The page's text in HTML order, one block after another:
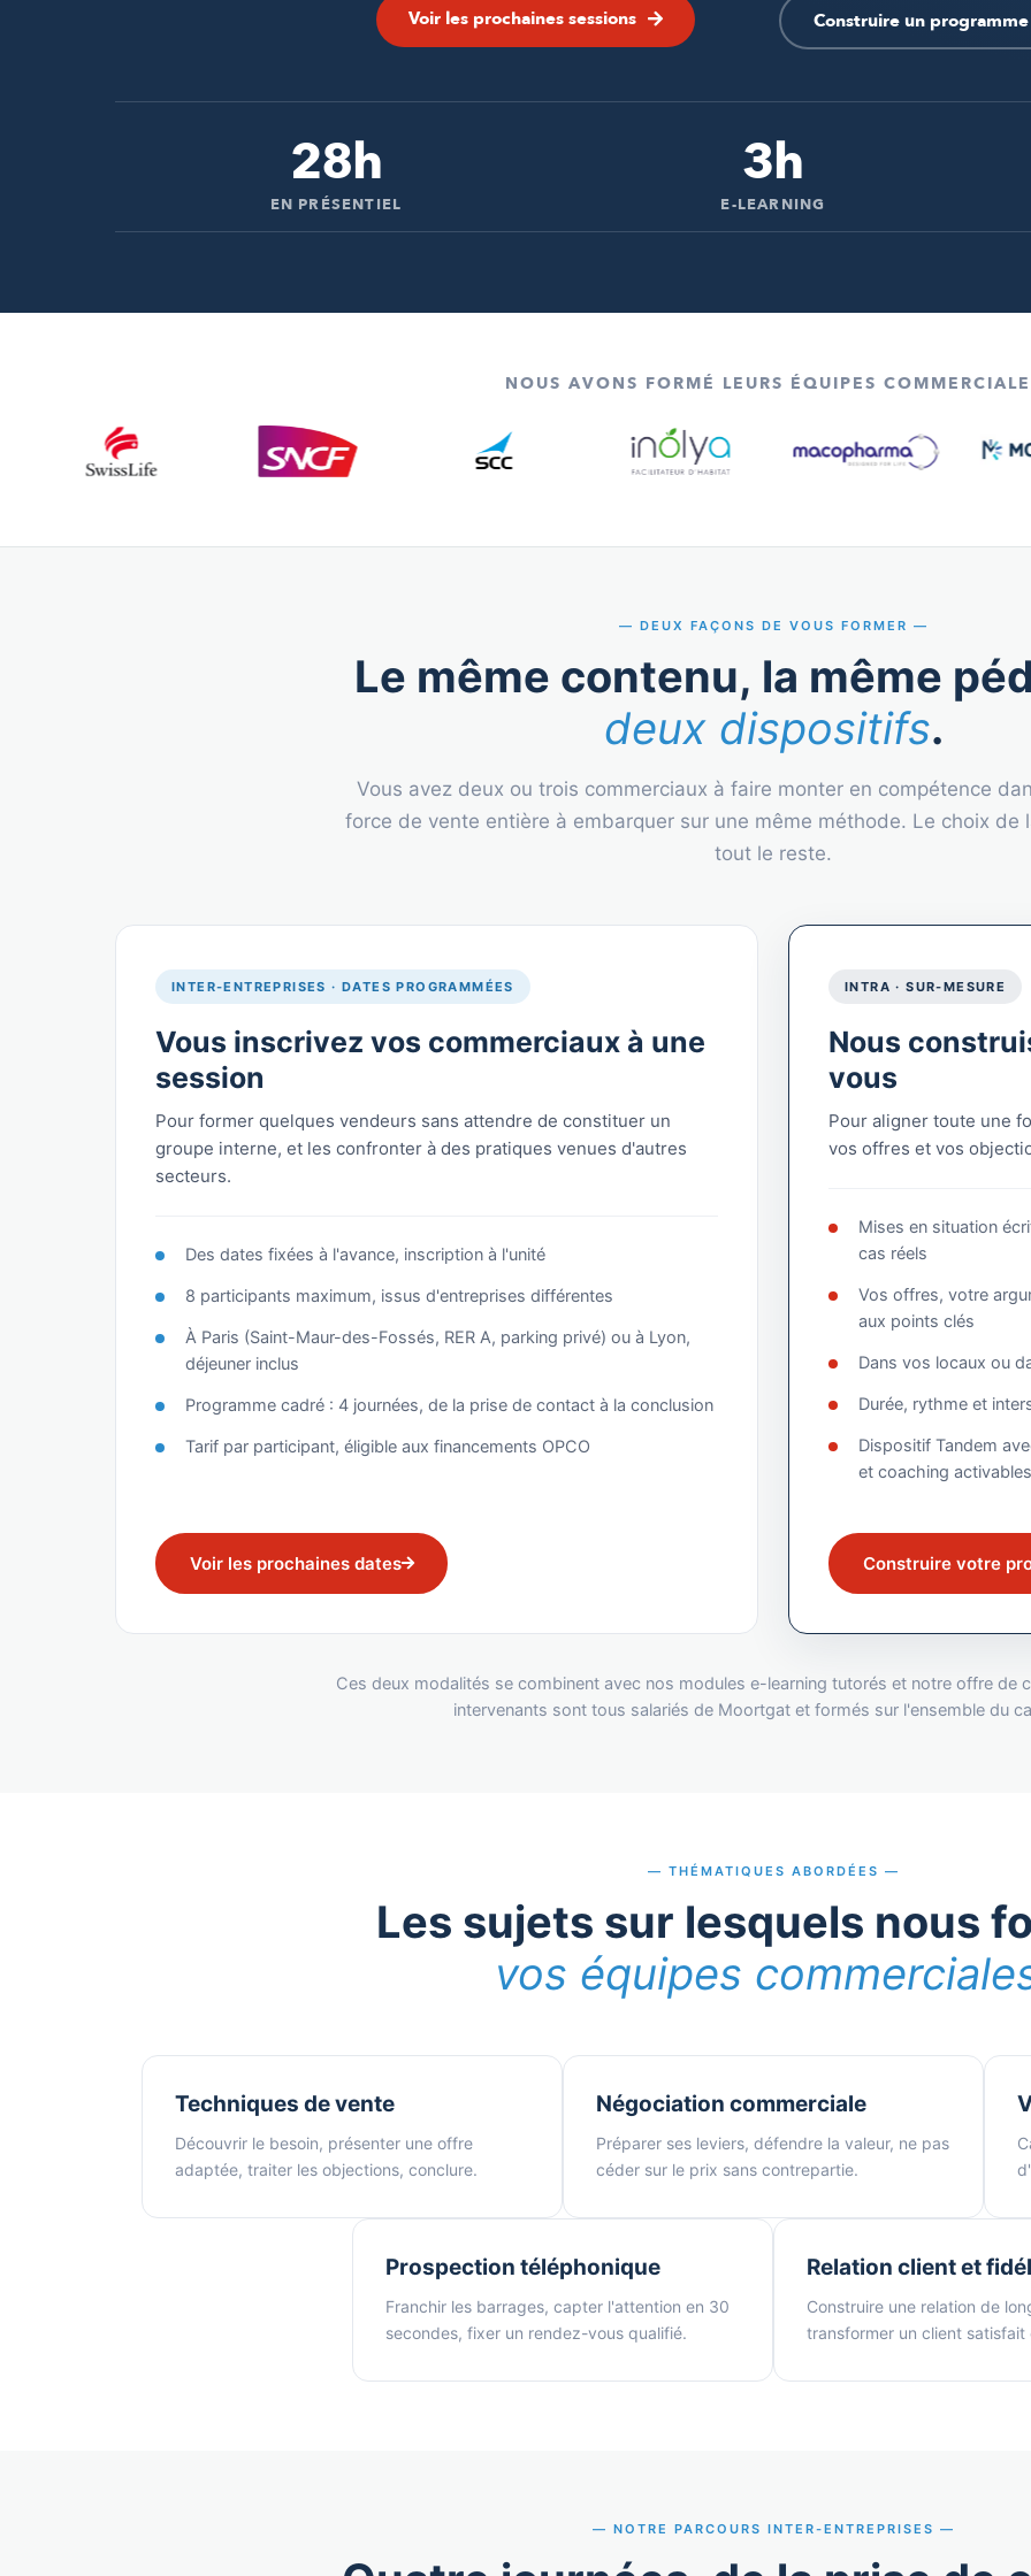
Voir les prochaines sessions Construire un
28h
EN PRÉSENTIEL
3h
E-LEARNING
NOUS AVONS FORMÉ LEURS ÉQUIPES
DEUX FAÇONS DE VOUS FORMER
Le même contenu, la même
deux dispositifs.
Vous avez deux ou trois commerciaux à faire monter en compétence
force de vente entière à embarquer sur une même méthode. Le choix de
tout le reste.
INTER-ENTREPRISES · DATES PROGRAMMÉES
Vous inscrivez vos commerciaux à une
session
Pour former quelques vendeurs sans attendre de constituer un
groupe interne, et les confronter à des pratiques venues d'autres
secteurs.
Des dates fixées à l'avance, inscription à l'unité
8 participants maximum, issus d'entreprises différentes
À Paris (Saint-Maur-des-Fossés, RER A, parking privé) ou à Lyon,
déjeuner inclus
Programme cadré : 4 journées, de la prise de contact à la conclusion
Tarif par participant, éligible aux financements OPCO
Voir les prochaines dates
INTRA · SUR-MESURE
Nous
vous
Pour aligner toute une
vos offres et vos
Mises en situation
cas réels
Vos offres, votre
aux points clés
Dans vos locaux ou
Durée, rythme et
Dispositif Tandem
et coaching activables
Construire votre
Ces deux modalités se combinent avec nos modules e-learning tutorés et notre offre de
intervenants sont tous salariés de Moortgat et formés sur l'ensemble du
THÉMATIQUES ABORDÉES
Les sujets sur lesquels nous
vos équipes
Techniques de vente
Découvrir le besoin, présenter une offre
adaptée, traiter les objections, conclure.
Négociation commerciale
Préparer ses leviers, défendre la valeur, ne pas
céder sur le prix sans contrepartie.
Prospection téléphonique
Franchir les barrages, capter l'attention en 30
secondes, fixer un rendez-vous qualifié.
Relation client et
Construire une relation de
transformer un client satisfait
NOTRE PARCOURS INTER-ENTREPRISES